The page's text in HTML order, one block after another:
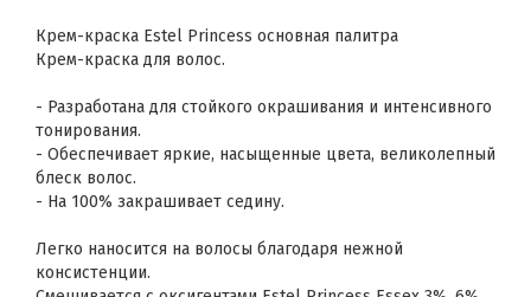
Крем-краска Estel Princess основная палитра
Крем-краска для волос.
- Разработана для стойкого окрашивания и интенсивного
тонирования.
- Обеспечивает яркие, насыщенные цвета, великолепный
блеск волос.
- На 100% закрашивает седину.
Легко наносится на волосы благодаря нежной
консистенции.